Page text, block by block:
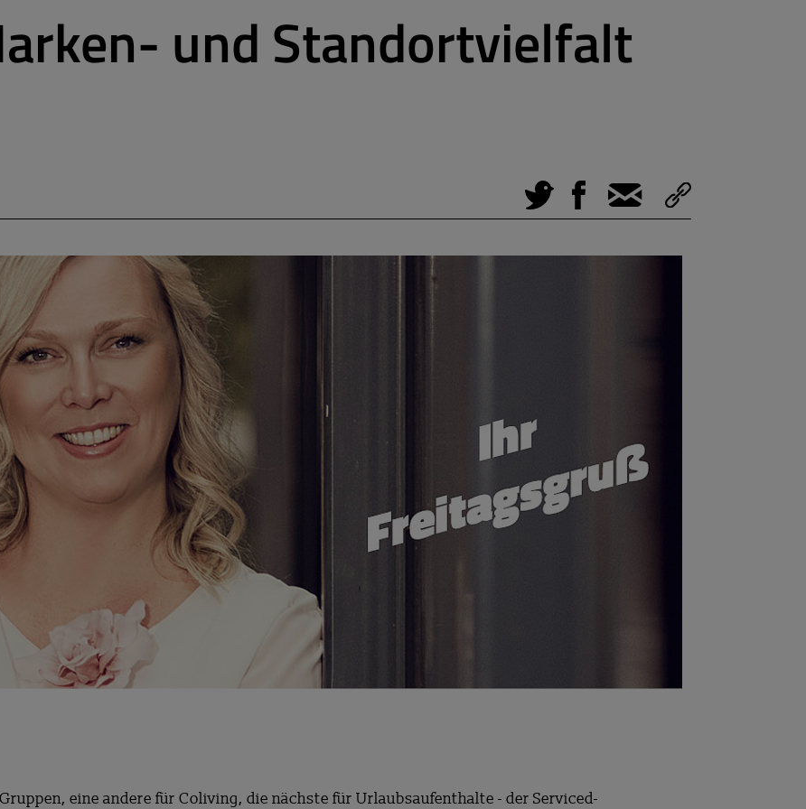
und Standortvielfalt
Tweet Facebook
E-Mail
eine andere für Coliving, die nächste für Urlaubsaufenthalte - der Serviced-